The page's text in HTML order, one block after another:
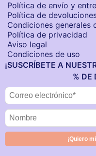
Política de envío y
Política de
Condiciones generales
Política de privacidad
Aviso legal
Condiciones de uso
¡SUSCRÍBETE A
% DE